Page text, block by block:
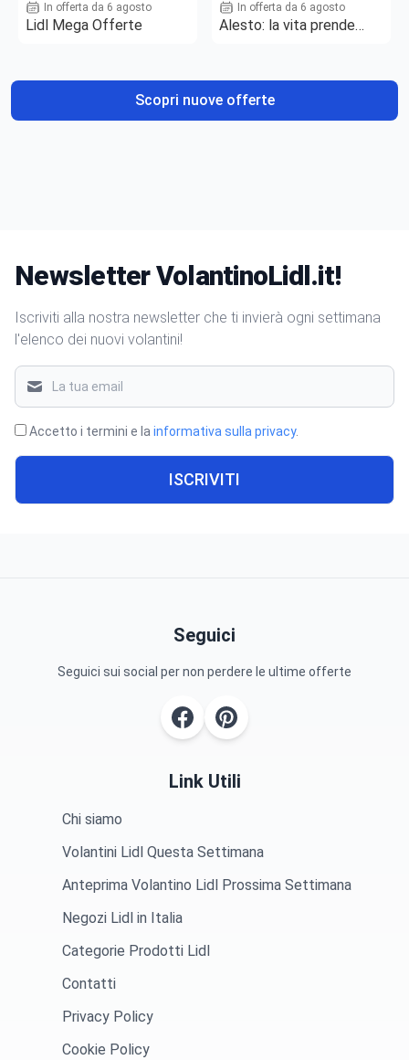
In offerta da 6 agosto
Lidl Mega Offerte
In offerta da 6 agosto
Alesto: la vita prende
Scopri nuove offerte
Newsletter VolantinoLidl.it!
Iscriviti alla nostra newsletter che ti invierà ogni settimana
l'elenco dei nuovi volantini!
Accetto i termini e la informativa sulla privacy.
ISCRIVITI
Seguici
Seguici sui social per non perdere le ultime offerte
Link Utili
Chi siamo
Volantini Lidl Questa Settimana
Anteprima Volantino Lidl Prossima Settimana
Negozi Lidl in Italia
Categorie Prodotti Lidl
Contatti
Privacy Policy
Cookie Policy